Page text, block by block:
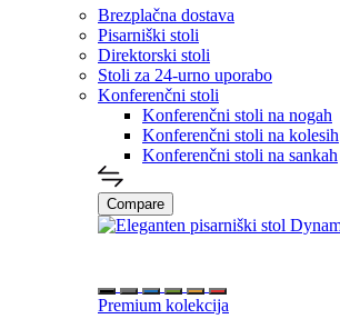
Brezplačna dostava
Pisarniški stoli
Direktorski stoli
Stoli za 24-urno uporabo
Konferenčni stoli
Konferenčni stoli na nogah
Konferenčni stoli na kolesih
Konferenčni stoli na sankah
Compare
Premium kolekcija